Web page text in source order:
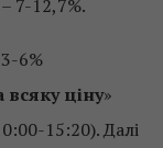
7-12,7%.
6%
ціну»
15:20). Далі